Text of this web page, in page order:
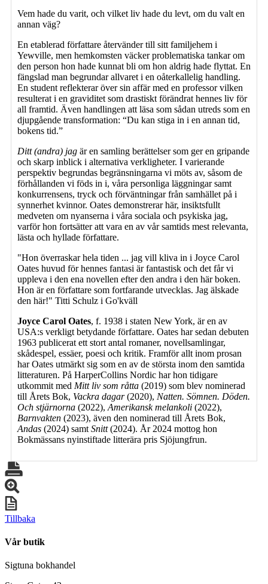
Vem hade du varit, och vilket liv hade du levt, om du valt en
annan väg?
En etablerad författare återvänder till sitt familjehem i
Yewville, men hemkomsten väcker problematiska tankar om
den person hon hade kunnat bli om hon aldrig hade flyttat. En
fängslad man begrundar allvaret i en oåterkallelig handling.
En student reflekterar över sin affär med en professor vilken
resulterat i en graviditet som drastiskt förändrat hennes liv för
all framtid. Även handlingen att läsa som sådan utreds som en
djupgående transformation: “Du kan stiga in i en annan tid,
bokens tid.”
Ditt (andra) jag är en samling berättelser som ger en gripande
och skarp inblick i alternativa verkligheter. I varierande
perspektiv begrundas begränsningarna vi möts av, såsom de
förhållanden vi föds in i, våra personliga läggningar samt
konkurrensens, tryck och förväntningar från samhället på i
synnerhet kvinnor. Oates demonstrerar här, insiktsfullt
medveten om nyanserna i våra sociala och psykiska jag,
varför hon fortsätter att vara en av vår samtids mest relevanta,
lästa och hyllade författare.
"Hon överraskar hela tiden ... jag vill kliva in i Joyce Carol
Oates huvud för hennes fantasi är fantastisk och det får vi
uppleva i den ena novellen efter den andra i den här boken.
Hon är en författare som fortfarande utvecklas. Jag älskade
den här!" Titti Schulz i Go'kväll
Joyce Carol Oates, f. 1938 i staten New York, är en av
USA:s verkligt betydande författare. Oates har sedan debuten
1963 publicerat ett stort antal romaner, novellsamlingar,
skådespel, essäer, poesi och kritik. Framför allt inom prosan
har Oates utmärkt sig som en av de största inom den samtida
litteraturen. På HarperCollins Nordic har hon tidigare
utkommit med Mitt liv som råtta (2019) som blev nominerad
till Årets Bok, Vackra dagar(2020), Natten. Sömnen. Döden.
Och stjärnorna (2022), Amerikansk melankoli (2022),
Barnvakten (2023), även den nominerad till Årets Bok,
Andas (2024) samt Snitt(2024). År 2024 mottog hon
Bokmässans nyinstiftade litterära pris Sjöjungfrun.
Tillbaka
Vår butik
Sigtuna bokhandel